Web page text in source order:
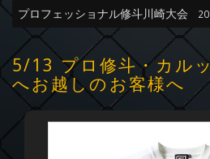
プロフェッショナル修斗川崎大会
5/13 プロ修斗・カル
へお越しのお客様へ